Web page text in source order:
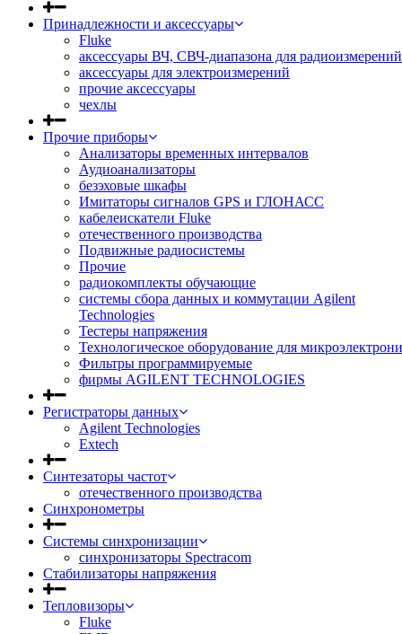
Принадлежности и аксессуары
Fluke
аксессуары ВЧ, СВЧ-диапазона для радиоизмерений
аксессуары для электроизмерений
прочие аксессуары
чехлы
Прочие приборы
Анализаторы временных интервалов
Аудиоанализаторы
безэховые шкафы
Имитаторы сигналов GPS и ГЛОНАСС
кабелеискатели Fluke
отечественного производства
Подвижные радиосистемы
Прочие
радиокомплекты обучающие
системы сбора данных и коммутации Agilent
Technologies
Тестеры напряжения
Технологическое оборудование для
Фильтры программируемые
фирмы AGILENT TECHNOLOGIES
Регистраторы данных
Agilent Technologies
Extech
Синтезаторы частот
отечественного производства
Синхронометры
Системы синхронизации
синхронизаторы Spectracom
Стабилизаторы напряжения
Тепловизоры
Fluke